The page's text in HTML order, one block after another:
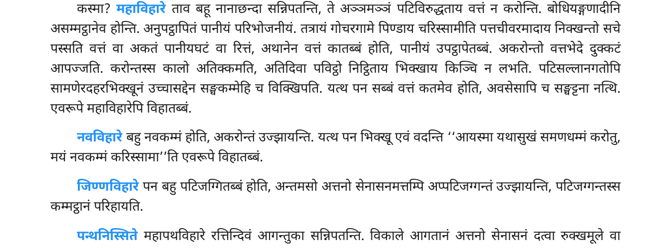
कस्मा?महाविहारेताव बहू नानाछन्दा सन्निपतन्ति, ते अञ्ञमञ्ञं पटिविरुद्धताय वत्तं न करोन्ति. बोधियङ्गणादीनि
असम्मट्ठानेव होन्ति. अनुपट्ठापितं पानीयं परिभोजनीयं. तत्रायं गोचरगामे पिण्डाय चरिस्सामीति पत्तचीवरमादाय निक्खन्तो सचे
पस्सति वत्तं वा अकतं पानीयघटं वा रित्तं, अथानेन वत्तं कातब्बं होति, पानीयं उपट्ठापेतब्बं. अकरोन्तो वत्तभेदे दुक्कटं
आपज्जति. करोन्तस्स कालो अतिक्कमति, अतिदिवा पविट्ठो निट्ठिताय भिक्खाय किञ्चि न लभति. पटिसल्लानगतोपि
सामणेरदहरभिक्खूनं उच्चासद्देन सङ्घकम्मेहि च विक्खिपति. यत्थ पन सब्बं वत्तं कतमेव होति, अवसेसापि च सङ्घट्टना नत्थि.
एवरूपे महाविहारेपि विहातब्बं.
नवविहारेबहु नवकम्मं होति, अकरोन्तं उज्झायन्ति. यत्थ पन भिक्खू एवं वदन्ति ‘‘आयस्मा यथासुखं समणधम्मं करोतु,
मयं नवकम्मं करिस्सामा’’ति एवरूपे विहातब्बं.
जिण्णविहारेपन बहु पटिजग्गितब्बं होति, अन्तमसो अत्तनो सेनासनमत्तम्पि अप्पटिजग्गन्तं उज्झायन्ति, पटिजग्गन्तस्स
कम्मट्ठानं परिहायति.
पन्थनिस्सिते महापथविहारे रत्तिन्दिवं आगन्तुका सन्निपतन्ति. विकाले आगतानं अत्तनो सेनासनं दत्वा रुक्खमूले वा